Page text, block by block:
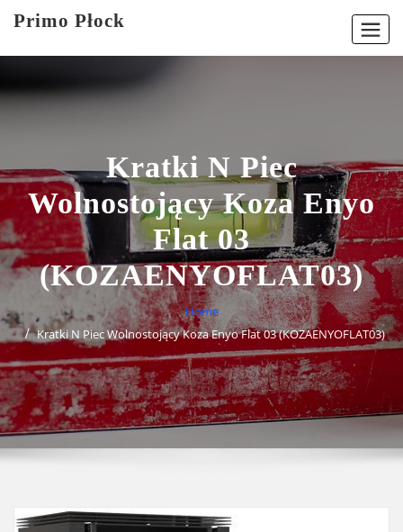
Primo Płock
Kratki N Piec
Wolnostojący Koza Enyo
Flat 03
(KOZAENYOFLAT03)
Home
Kratki N Piec Wolnostojący Koza Enyo Flat 03 (KOZAENYOFLAT03)